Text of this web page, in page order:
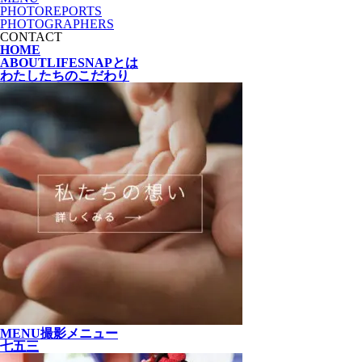
PHOTOREPORTS
PHOTOGRAPHERS
CONTACT
HOME
ABOUTLIFESNAPとは
わたしたちのこだわり
MENU撮影メニュー
七五三